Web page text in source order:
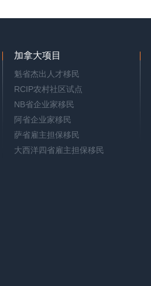
加拿大项目
魁省杰出人才移民
RCIP农村社区试点
NB省企业家移民
阿省企业家移民
萨省雇主担保移民
大西洋四省雇主担保移民